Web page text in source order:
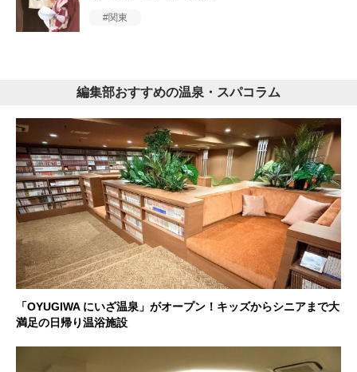
関東
編集部おすすめの温泉・スパコラム
「OYUGIWA にいざ温泉」がオープン！キッズからシニアまで大
満足の日帰り温浴施設